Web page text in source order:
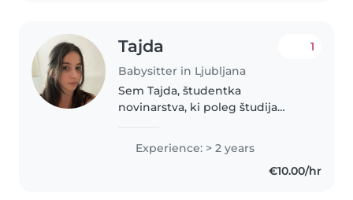
Tajda
Babysitter in Ljubljana
1
Sem Tajda, študentka
novinarstva, ki poleg študija
sodelujem na otroških
animacijah, gledaliških igrah,
hodim v naravo ter se ukvarjam s
Experience: > 2 years
€10.00/hr